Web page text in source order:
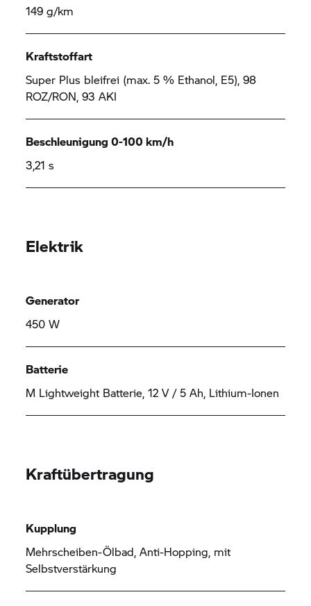
149 g/km
Kraftstoffart
Super Plus bleifrei (max. 5 % Ethanol, E5), 98
ROZ/RON, 93 AKI
Beschleunigung 0-100 km/h
3,21 s
Elektrik
Generator
450 W
Batterie
M Lightweight Batterie, 12 V / 5 Ah, Lithium-Ionen
Kraftübertragung
Kupplung
Mehrscheiben-Ölbad, Anti-Hopping, mit
Selbstverstärkung